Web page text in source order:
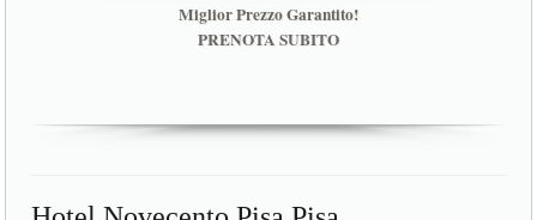
Miglior Prezzo Garantito!
PRENOTA SUBITO